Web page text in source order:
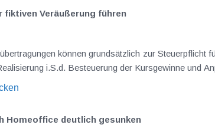
fiktiven Veräußerung führen
können grundsätzlich zur Steuerpflicht
i.S.d. Besteuerung der Kursgewinne und
Homeoffice deutlich gesunken